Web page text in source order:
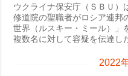
ウクライナ保安庁（ＳＢＵ）
修道院の聖職者がロシア連邦
世界（ルスキー・ミール）」
複数名に対して容疑を伝達し
2022